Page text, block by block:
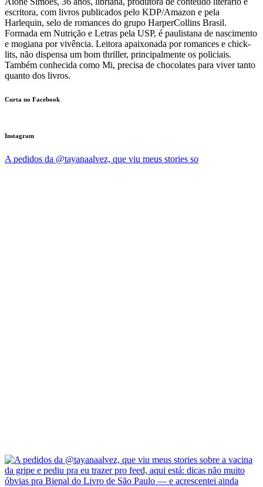
escritora, com livros publicados pelo KDP/Amazon e pela
Harlequin, selo de romances do grupo HarperCollins Brasil.
Formada em Nutrição e Letras pela USP, é paulistana de nascimento
e mogiana por vivência. Leitora apaixonada por romances e chick-
lits, não dispensa um bom thriller, principalmente os policiais.
Também conhecida como Mi, precisa de chocolates para viver tanto
quanto dos livros.
Curta no Facebook
Instagram
A pedidos da @tayanaalvez, que viu meus stories so